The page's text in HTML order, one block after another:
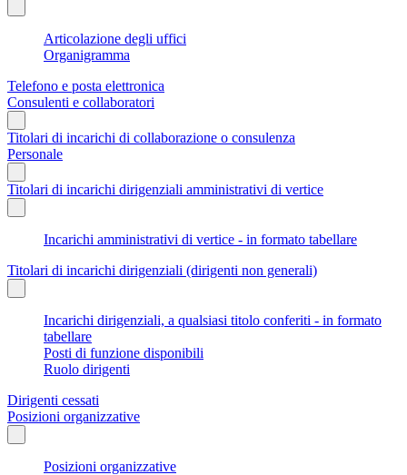
Articolazione degli uffici
Organigramma
Telefono e posta elettronica
Consulenti e collaboratori
Titolari di incarichi di collaborazione o consulenza
Personale
Titolari di incarichi dirigenziali amministrativi di vertice
Incarichi amministrativi di vertice - in formato tabellare
Titolari di incarichi dirigenziali (dirigenti non generali)
Incarichi dirigenziali, a qualsiasi titolo conferiti - in formato
tabellare
Posti di funzione disponibili
Ruolo dirigenti
Dirigenti cessati
Posizioni organizzative
Posizioni organizzative